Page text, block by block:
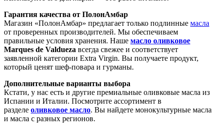
Гарантия качества от ПолонАмбар
Магазин «ПолонАмбар» предлагает только подлинные масла
от проверенных производителей. Мы обеспечиваем
правильные условия хранения. Наше масло оливковое
Marques de Valdueza всегда свежее и соответствует
заявленной категории Extra Virgin. Вы получаете продукт,
который ценят шеф-повара и гурманы.
Дополнительные варианты выбора
Кстати, у нас есть и другие премиальные оливковые масла из
Испании и Италии. Посмотрите ассортимент в
разделе оливковое масло. Вы найдете монокультурные масла
и масла с разных регионов.